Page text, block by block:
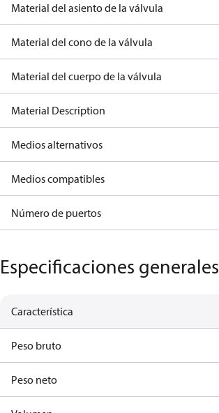
Material del asiento de la válvula
Material del cono de la válvula
Material del cuerpo de la válvula
Material Description
Medios alternativos
Medios compatibles
Número de puertos
Especificaciones generales
Característica
Peso bruto
Peso neto